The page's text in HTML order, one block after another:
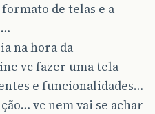
de telas e a
na hora da
vc fazer uma tela
e funcionalidades…
vc nem vai se achar